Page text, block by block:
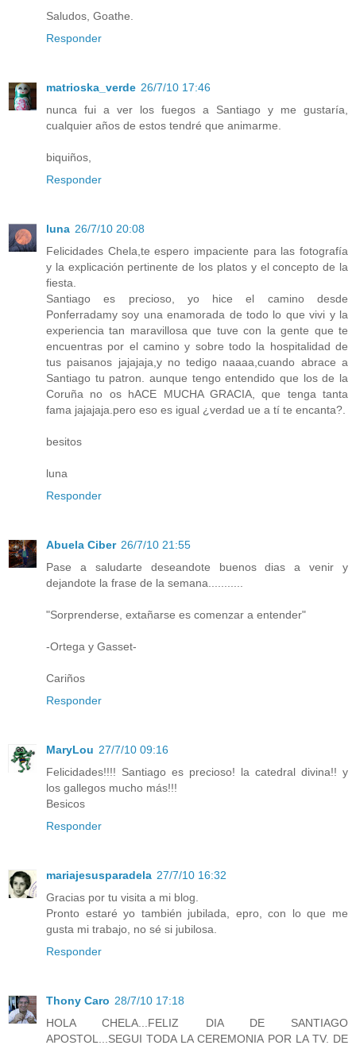
Saludos, Goathe.
Responder
matrioska_verde 26/7/10 17:46
nunca fui a ver los fuegos a Santiago y me gustaría,
cualquier años de estos tendré que animarme.
biquiños,
Responder
luna 26/7/10 20:08
Felicidades Chela,te espero impaciente para las fotografía
y la explicación pertinente de los platos y el concepto de la
fiesta.
Santiago es precioso, yo hice el camino desde
Ponferradamy soy una enamorada de todo lo que vivi y la
experiencia tan maravillosa que tuve con la gente que te
encuentras por el camino y sobre todo la hospitalidad de
tus paisanos jajajaja,y no tedigo naaaa,cuando abrace a
Santiago tu patron. aunque tengo entendido que los de la
Coruña no os hACE MUCHA GRACIA, que tenga tanta
fama jajajaja.pero eso es igual ¿verdad ue a tí te encanta?.
besitos
luna
Responder
Abuela Ciber 26/7/10 21:55
Pase a saludarte deseandote buenos dias a venir y
dejandote la frase de la semana...........
"Sorprenderse, extañarse es comenzar a entender"
-Ortega y Gasset-
Cariños
Responder
MaryLou 27/7/10 09:16
Felicidades!!!! Santiago es precioso! la catedral divina!! y
los gallegos mucho más!!!
Besicos
Responder
mariajesusparadela 27/7/10 16:32
Gracias por tu visita a mi blog.
Pronto estaré yo también jubilada, epro, con lo que me
gusta mi trabajo, no sé si jubilosa.
Responder
Thony Caro 28/7/10 17:18
HOLA CHELA...FELIZ DIA DE SANTIAGO
APOSTOL...SEGUI TODA LA CEREMONIA POR LA TV. DE